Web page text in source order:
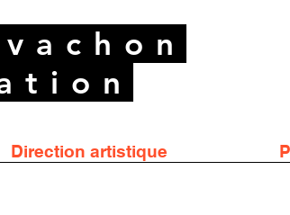
Direction artistique